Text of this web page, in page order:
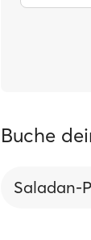
Buche
Saladan-